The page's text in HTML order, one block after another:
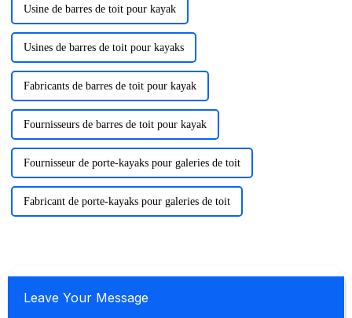
Usine de barres de toit pour kayak
Usines de barres de toit pour kayaks
Fabricants de barres de toit pour kayak
Fournisseurs de barres de toit pour kayak
Fournisseur de porte-kayaks pour galeries de toit
Fabricant de porte-kayaks pour galeries de toit
Leave Your Message